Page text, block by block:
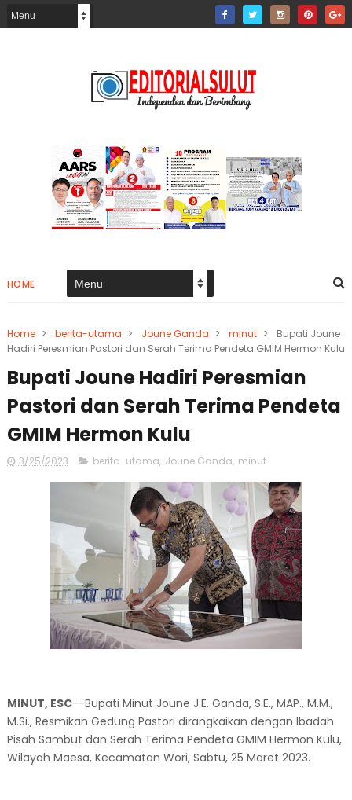
HOME
Home > berita-utama > Joune Ganda > minut >
Bupati Joune
Hadiri Peresmian Pastori dan Serah Terima Pendeta GMIM Hermon Kulu
Bupati Joune Hadiri Peresmian
Pastori dan Serah Terima Pendeta
GMIM Hermon Kulu
3/25/2023 berita-utama, Joune Ganda, minut
MINUT, ESC--Bupati Minut Joune J.E. Ganda, S.E., MAP., M.M.,
M.Si., Resmikan Gedung Pastori dirangkaikan dengan Ibadah
Pisah Sambut dan Serah Terima Pendeta GMIM Hermon Kulu,
Wilayah Maesa, Kecamatan Wori, Sabtu, 25 Maret 2023.